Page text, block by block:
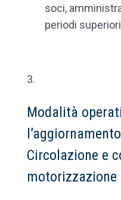
soci,
periodi
Modalità
Circolazione e
motorizzazione